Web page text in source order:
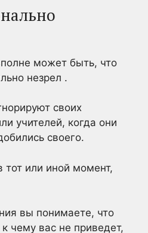
может быть, что
незрел .
своих
учителей, когда они
своего.
или иной момент,
вы понимаете, что
чему вас не приведет,